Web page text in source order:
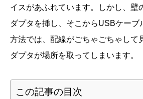
イスがあふれています。しかし、壁
ダプタを挿し、そこからUSBケーブ
方法では、配線がごちゃごちゃして
ダプタが場所を取ってしまいます。
この記事の目次